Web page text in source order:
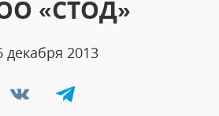
«СТОД»
декабря 2013